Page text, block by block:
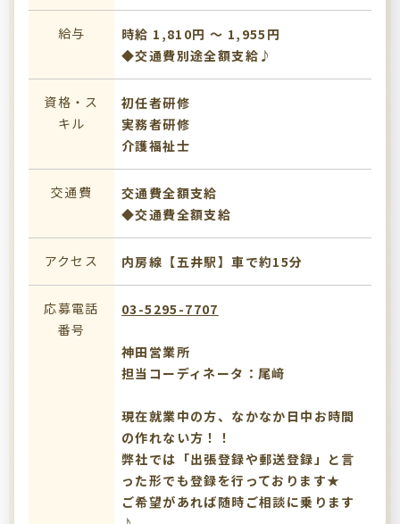
給与
時給 1,810円 〜 1,955円
◆交通費別途全額支給♪
資格・ス
キル
初任者研修
実務者研修
介護福祉士
交通費
交通費全額支給
◆交通費全額支給
アクセス 内房線【五井駅】車で約15分
応募電話
番号
03-5295-7707
神田営業所
担当コーディネータ：尾﨑
現在就業中の方、なかなか日中お時間
の作れない方！！
弊社では「出張登録や郵送登録」と言
った形でも登録を行っております★
ご希望があれば随時ご相談に乗ります